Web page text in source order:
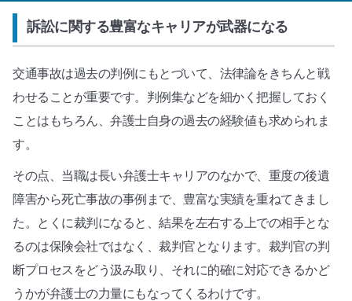
訴訟に関する豊富なキャリアが武器になる
交通事故は過去の判例にもとづいて、法律論をきちんと戦
わせることが重要です。判例集などを細かく把握しておく
ことはもちろん、弁護士自身の過去の経験値も求められま
す。
その点、当職は長い弁護士キャリアのなかで、重度の後遺
障害から死亡事故の事例まで、豊富な実績を重ねてきまし
た。とくに裁判になると、結果を左右する上での相手とな
るのは保険会社ではなく、裁判官となります。裁判官の判
断プロセスをどう汲み取り、それに的確に対応できるかど
うかが弁護士の力量にもなってくるわけです。